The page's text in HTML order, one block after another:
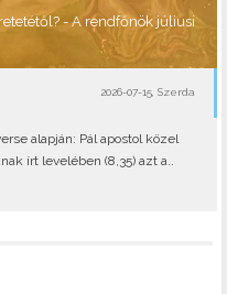
- A rendfőnök júliusi
2026-07-15, Szerda
alapján: Pál apostol közel
írt levelében (8,35) azt a..